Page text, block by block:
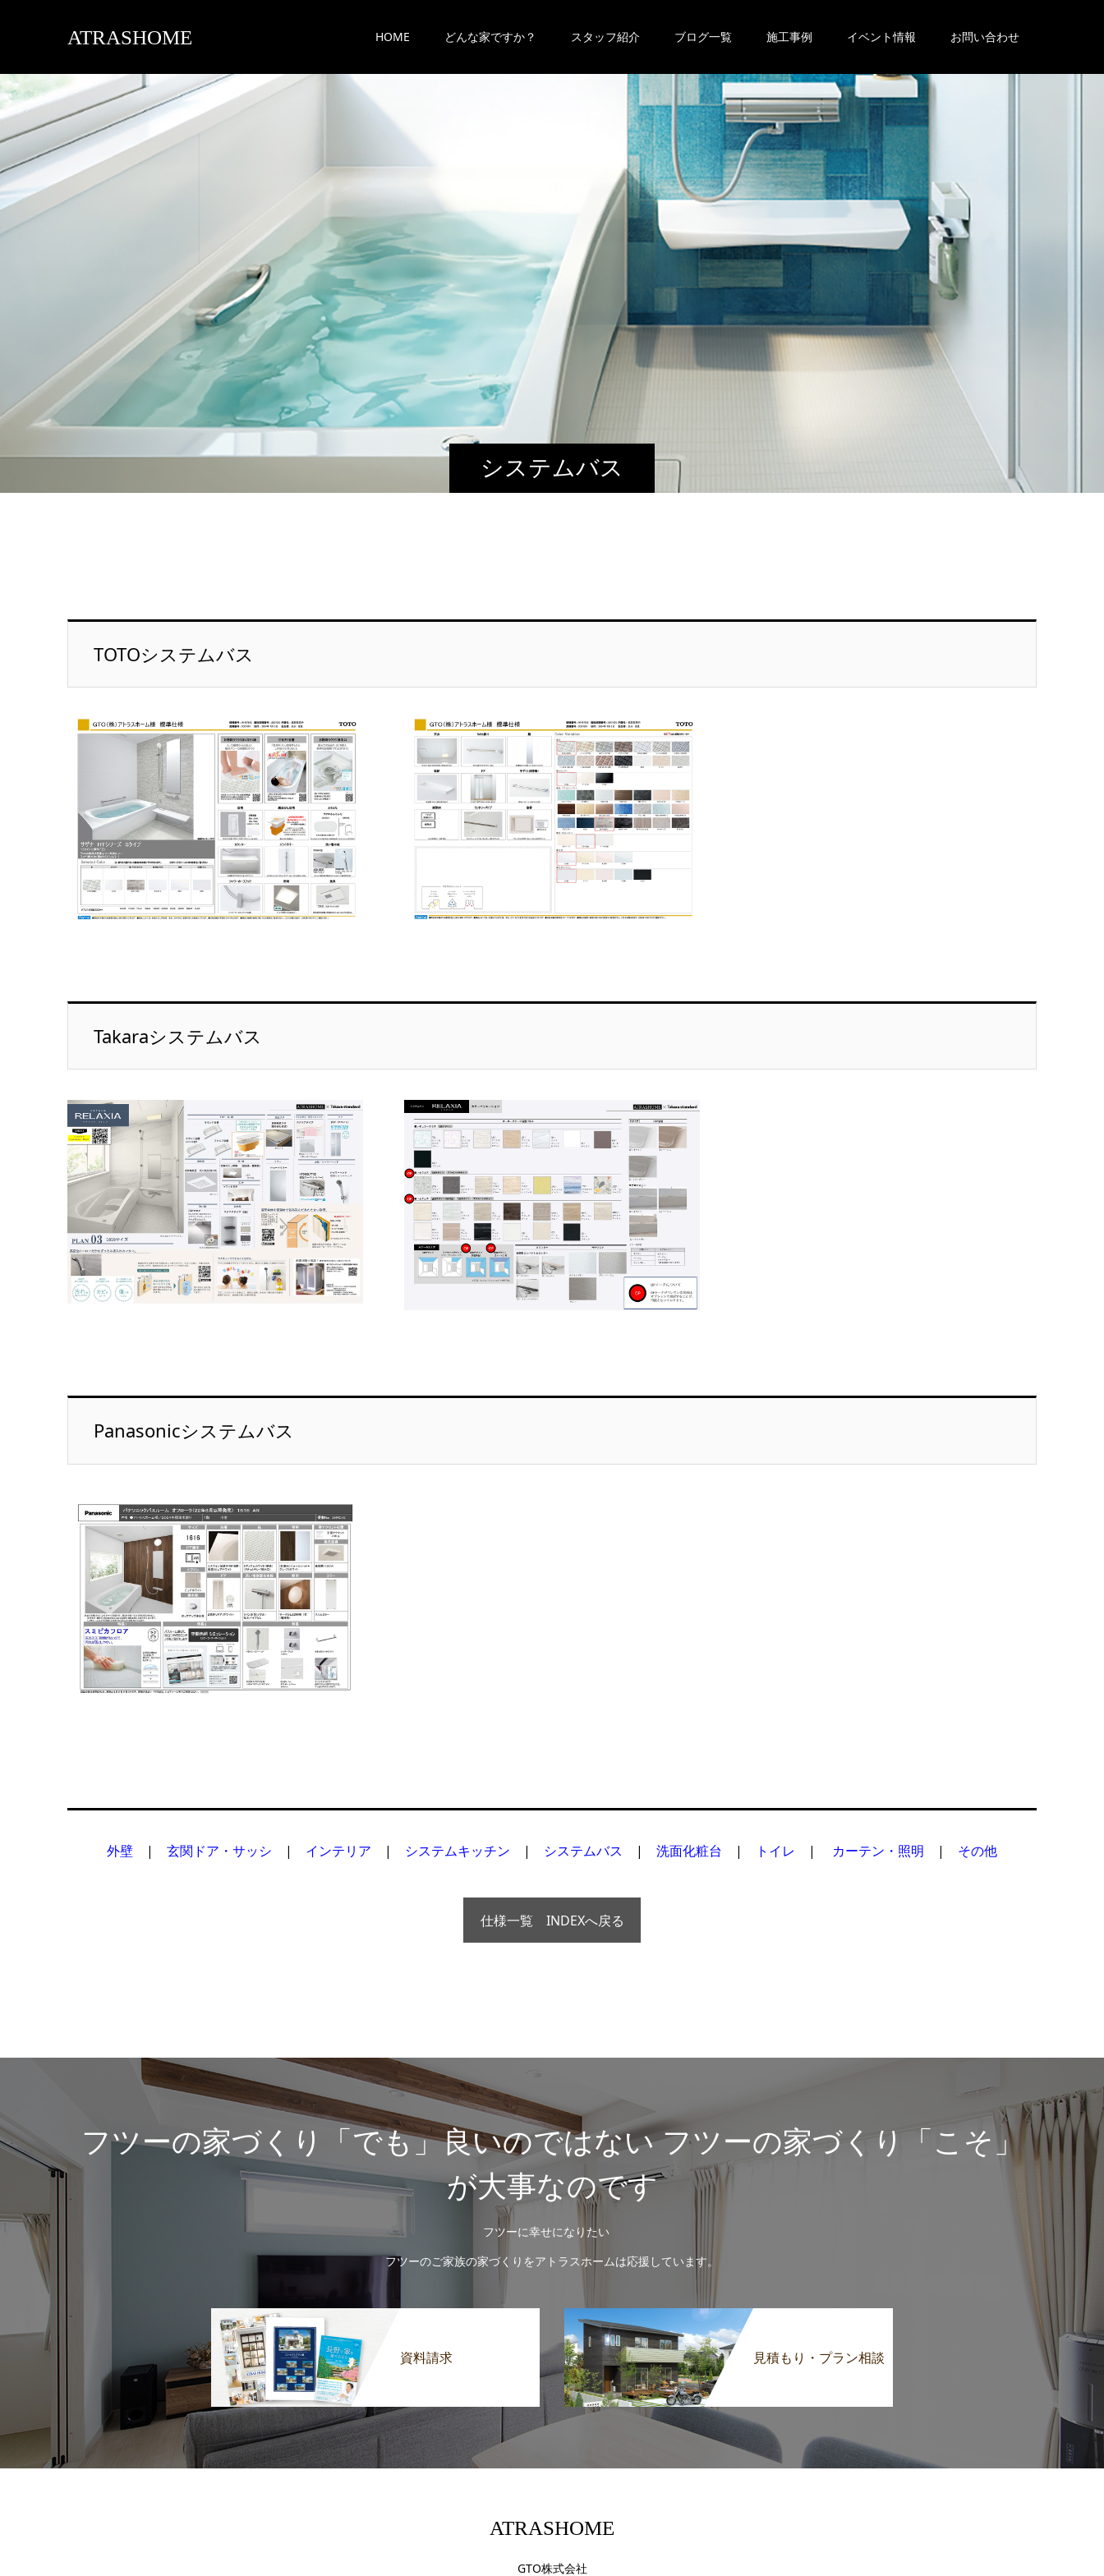
ATRASHOME HOME どんな家ですか？ スタッフ紹介 ブログ一覧 施工事例 イベント情報 お問い合わせ
システムバス
TOTOシステムバス
Takaraシステムバス
Panasonicシステムバス
外壁 | 玄関ドア・サッシ | インテリア | システムキッチン | システムバス | 洗面化粧台 | トイレ | カーテン・照明 | その他
仕様一覧 INDEXへ戻る
フツーの家づくり「でも」良いのではない フツーの家づくり「こそ」
が大事なのです
フツーに幸せになりたい
フツーのご家族の家づくりをアトラスホームは応援しています。
資料請求 見積もり・プラン相談
ATRASHOME
GTO株式会社